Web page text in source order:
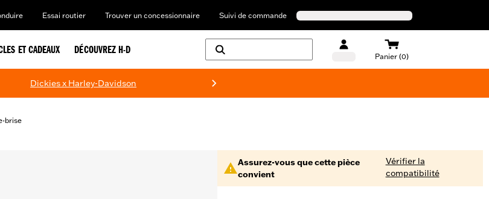
Essai routier Trouver un concessionnaire Suivi de commande
ET CADEAUX DÉCOUVREZ H-D
Panier (0)
Dickies x Harley-Davidson
brise
Assurez-vous que cette pièce
convient
Vérifier la
compatibilité